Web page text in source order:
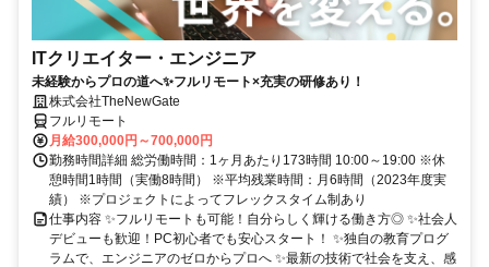
ITクリエイター・エンジニア
未経験からプロの道へ✨フルリモート×充実の研修あり！
株式会社TheNewGate
フルリモート
月給300,000円～700,000円
勤務時間詳細 総労働時間：1ヶ月あたり173時間 10:00～19:00 ※休
憩時間1時間（実働8時間） ※平均残業時間：月6時間（2023年度実
績） ※プロジェクトによってフレックスタイム制あり
仕事内容 ✨フルリモートも可能！自分らしく輝ける働き方◎ ✨社会人
デビューも歓迎！PC初心者でも安心スタート！ ✨独自の教育プログ
ラムで、エンジニアのゼロからプロへ ✨最新の技術で社会を支え、感